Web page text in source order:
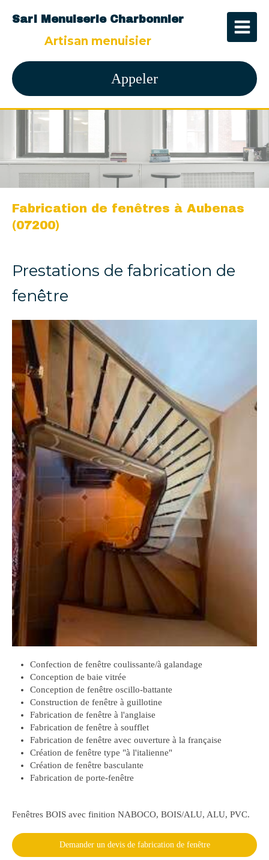
Sarl Menuiserie Charbonnier
Artisan menuisier
Appeler
Fabrication de fenêtres à Aubenas
(07200)
Prestations de fabrication de
fenêtre
Confection de fenêtre coulissante/à galandage
Conception de baie vitrée
Conception de fenêtre oscillo-battante
Construction de fenêtre à guillotine
Fabrication de fenêtre à l'anglaise
Fabrication de fenêtre à soufflet
Fabrication de fenêtre avec ouverture à la française
Création de fenêtre type "à l'italienne"
Création de fenêtre basculante
Fabrication de porte-fenêtre
Fenêtres BOIS avec finition NABOCO, BOIS/ALU, ALU, PVC.
Demander un devis de fabrication de fenêtre